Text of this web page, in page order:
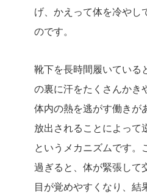
げ、かえって体を冷やし
のです。
靴下を長時間履いている
の裏に汗をたくさんかき
体内の熱を逃がす働きが
放出されることによって
というメカニズムです。
過ぎると、体が緊張して
目が覚めやすくなり、結